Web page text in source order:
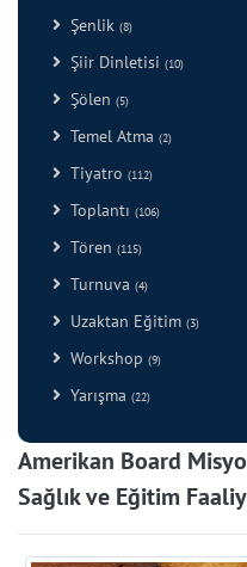
Şenlik (8)
Şiir Dinletisi (10)
Şölen (5)
Temel Atma (2)
Tiyatro (112)
Toplantı (106)
Tören (115)
Turnuva (4)
Uzaktan Eğitim (3)
Workshop (9)
Yarışma (22)
Amerikan Board
Sağlık ve Eğitim